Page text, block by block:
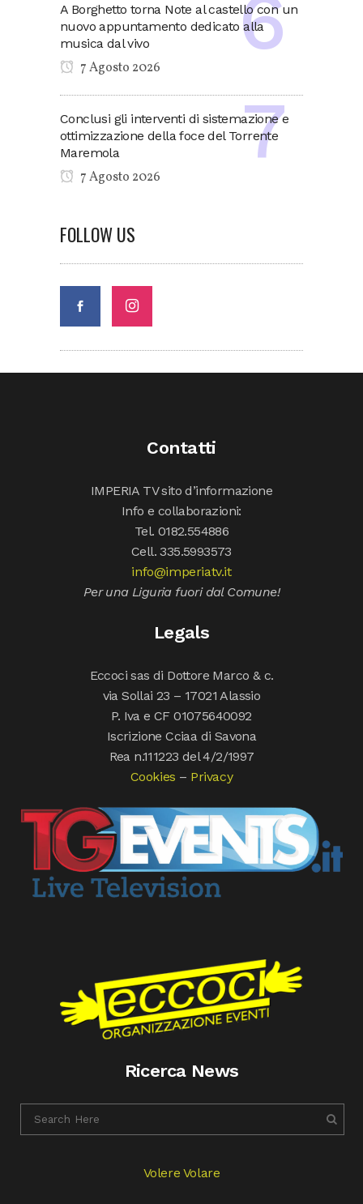
A Borghetto torna Note al castello con un
nuovo appuntamento dedicato alla
musica dal vivo
7 Agosto 2026
Conclusi gli interventi di sistemazione e
ottimizzazione della foce del Torrente
Maremola
7 Agosto 2026
FOLLOW US
Contatti
IMPERIA TV sito d’informazione
Info e collaborazioni:
Tel. 0182.554886
Cell. 335.5993573
info@imperiatv.it
Per una Liguria fuori dal Comune!
Legals
Eccoci sas di Dottore Marco & c.
via Sollai 23 – 17021 Alassio
P. Iva e CF 01075640092
Iscrizione Cciaa di Savona
Rea n.111223 del 4/2/1997
Cookies – Privacy
Ricerca News
Volere Volare